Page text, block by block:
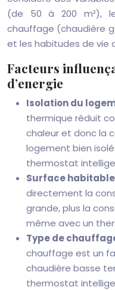
(de 50 à 200 m²),
chauffage (chaudière
et les habitudes de vie
Facteurs
d’energie
Isolation du
thermique réduit
chaleur et donc la
logement bien
thermostat
Surface
directement la
grande, plus la
même avec un
Type de
chauffage est un
chaudière basse
thermostat